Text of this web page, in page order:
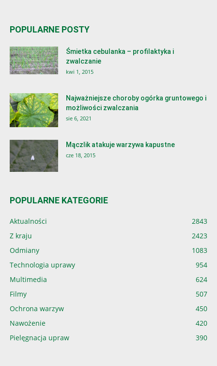
POPULARNE POSTY
Śmietka cebulanka – profilaktyka i
zwalczanie
kwi 1, 2015
Najważniejsze choroby ogórka gruntowego i
możliwości zwalczania
sie 6, 2021
Mączlik atakuje warzywa kapustne
cze 18, 2015
POPULARNE KATEGORIE
Aktualności
2843
Z kraju
2423
Odmiany
1083
Technologia uprawy
954
Multimedia
624
Filmy
507
Ochrona warzyw
450
Nawożenie
420
Pielęgnacja upraw
390